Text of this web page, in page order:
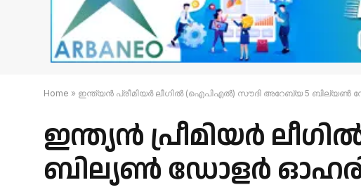
Home » ഇന്ത്യൻ പ്രീമിയർ ലീഗിൽ (ഐ‌പി‌എൽ) സൗദി അറേബ്യ 5
ഇന്ത്യൻ പ്രീമിയർ
ബില്യൺ ഡോളർ